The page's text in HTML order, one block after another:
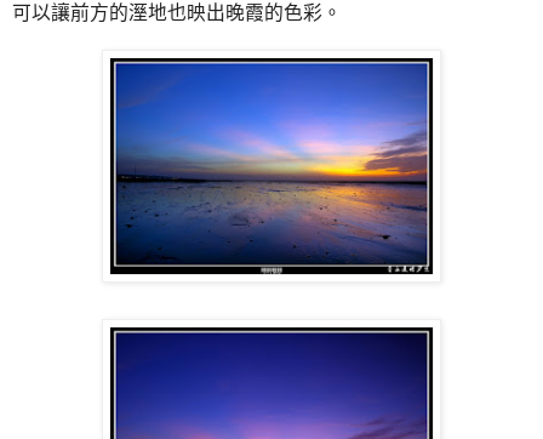
可以讓前方的溼地也映出晚霞的色彩。